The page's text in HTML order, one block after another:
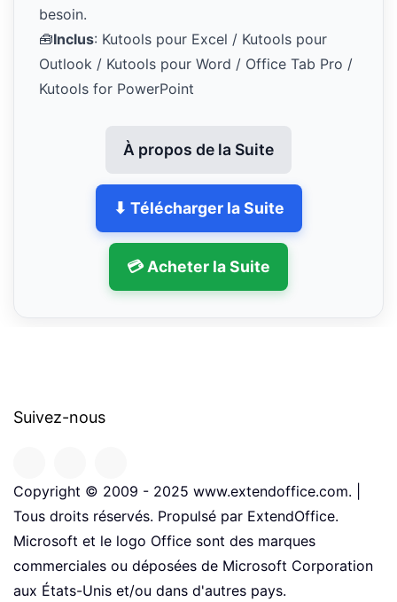
besoin.
🧰Inclus: Kutools pour Excel / Kutools pour
Outlook / Kutools pour Word / Office Tab Pro /
Kutools for PowerPoint
À propos de la Suite
⬇ Télécharger la Suite
💳 Acheter la Suite
Suivez-nous
Copyright © 2009 - 2025 www.extendoffice.com. |
Tous droits réservés. Propulsé par ExtendOffice.
Microsoft et le logo Office sont des marques
commerciales ou déposées de Microsoft Corporation
aux États-Unis et/ou dans d'autres pays.